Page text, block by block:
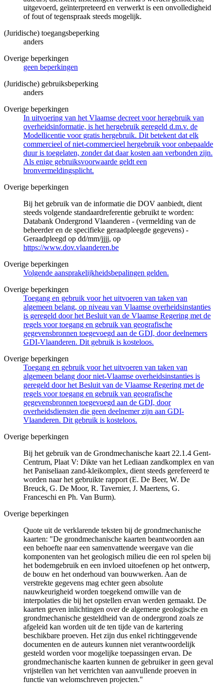
uitgevoerd, geïnterpreteerd en verwerkt is een onvolledigheid
of fout of tegenspraak steeds mogelijk.
(Juridische) toegangsbeperking
anders
Overige beperkingen
geen beperkingen
(Juridische) gebruiksbeperking
anders
Overige beperkingen
In uitvoering van het Vlaamse decreet voor hergebruik van
overheidsinformatie, is het hergebruik geregeld d.m.v. de
Modellicentie voor gratis hergebruik. Dit betekent dat elk
commercieel of niet-commercieel hergebruik voor onbepaalde
duur is toegelaten, zonder dat daar kosten aan verbonden zijn.
Als enige gebruiksvoorwaarde geldt een
bronvermeldingsplicht.
Overige beperkingen
Bij het gebruik van de informatie die DOV aanbiedt, dient
steeds volgende standaardreferentie gebruikt te worden:
Databank Ondergrond Vlaanderen - (vermelding van de
beheerder en de specifieke geraadpleegde gegevens) -
Geraadpleegd op dd/mm/jjjj, op
https://www.dov.vlaanderen.be
Overige beperkingen
Volgende aansprakelijkheidsbepalingen gelden.
Overige beperkingen
Toegang en gebruik voor het uitvoeren van taken van
algemeen belang, op niveau van Vlaamse overheidsinstanties
is geregeld door het Besluit van de Vlaamse Regering met de
regels voor toegang en gebruik van geografische
gegevensbronnen toegevoegd aan de GDI, door deelnemers
GDI-Vlaanderen. Dit gebruik is kosteloos.
Overige beperkingen
Toegang en gebruik voor het uitvoeren van taken van
algemeen belang door niet-Vlaamse overheidsinstanties is
geregeld door het Besluit van de Vlaamse Regering met de
regels voor toegang en gebruik van geografische
gegevensbronnen toegevoegd aan de GDI, door
overheidsdiensten die geen deelnemer zijn aan GDI-
Vlaanderen. Dit gebruik is kosteloos.
Overige beperkingen
Bij het gebruik van de Grondmechanische kaart 22.1.4 Gent-
Centrum, Plaat V: Dikte van het Lediaan zandkomplex en van
het Paniseliaan zand-kleikomplex, dient steeds gerefereerd te
worden naar het gebruikte rapport (E. De Beer, W. De
Breuck, G. De Moor, R. Tavernier, J. Maertens, G.
Franceschi en Ph. Van Burm).
Overige beperkingen
Quote uit de verklarende teksten bij de grondmechanische
kaarten: "De grondmechanische kaarten beantwoorden aan
een behoefte naar een samenvattende weergave van die
komponenten van het geologisch milieu die een rol spelen bij
het bodemgebruik en een invloed uitoefenen op het ontwerp,
de bouw en het onderhoud van bouwwerken. Aan de
verstrekte gegevens mag echter geen absolute
nauwkeurigheid worden toegekend omwille van de
interpolaties die bij het opstellen ervan werden gemaakt. De
kaarten geven inlichtingen over de algemene geologische en
grondmechanische gesteldheid van de ondergrond zoals ze
afgeleid kan worden uit de ten tijde van de kartering
beschikbare proeven. Het zijn dus enkel richtinggevende
documenten en de auteurs kunnen niet verantwoordelijk
gesteld worden voor mogelijke toepassingen ervan. De
grondmechanische kaarten kunnen de gebruiker in geen geval
vrijstellen van het verrichten van aanvullende proeven in
functie van welomschreven projecten."